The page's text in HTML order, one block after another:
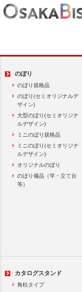
のぼり
のぼり規格品
のぼり(セミオリジナルデ
ザイン)
大型のぼり(セミオリジナ
ルデザイン)
ミニのぼり規格品
ミニのぼり(セミオリジナ
ルデザイン)
オリジナルのぼり
のぼり備品（竿・立て台
等）
カタログスタンド
角柱タイプ